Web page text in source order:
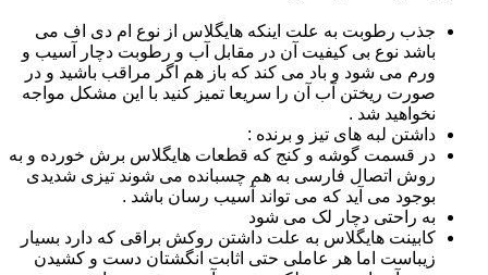
جذب رطوبت به علت اینکه هایگلاس از نوع ام دی اف می
باشد نوع بی کیفیت آن در مقابل آب و رطوبت دچار آسیب و
ورم می شود و باد می کند که باز هم اگر مراقب باشید و در
صورت ریختن آب آن را سریعا تمیز کنید با این مشکل مواجه
نخواهید شد .
داشتن لبه های تیز و برنده :
در قسمت گوشه و کنج که قطعات هایگلاس برش خورده و به
روش اتصال فارسی به هم چسبانده می شوند تیزی شدیدی
بوجود می آید که می تواند آسیب رسان باشد .
به راحتی دچار لک می شود
کابینت هایگلاس به علت داشتن روکش براقی که دارد بسیار
زیباست اما هر عاملی حتی اثابت انگشتان دست و کشیدن